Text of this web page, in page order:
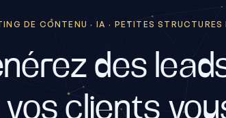
DE CONTENU · IA · PETITES STRUCTURES
des
vos clients